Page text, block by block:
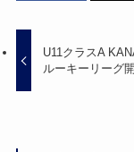
U11クラスA
ルーキーリーグ